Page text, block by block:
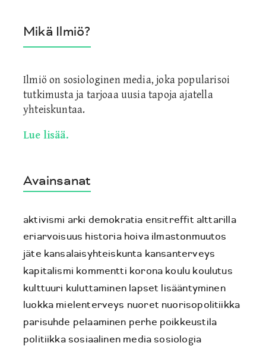
Mikä Ilmiö?
Ilmiö on sosiologinen media, joka popularisoi
tutkimusta ja tarjoaa uusia tapoja ajatella
yhteiskuntaa.
Lue lisää.
Avainsanat
aktivismi arki demokratia ensitreffit alttarilla
eriarvoisuus historia hoiva ilmastonmuutos
jäte kansalaisyhteiskunta kansanterveys
kapitalismi kommentti korona koulu koulutus
kulttuuri kuluttaminen lapset lisääntyminen
luokka mielenterveys nuoret nuorisopolitiikka
parisuhde pelaaminen perhe poikkeustila
politiikka sosiaalinen media sosiologia